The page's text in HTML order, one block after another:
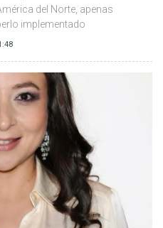
del Norte, apenas
implementado